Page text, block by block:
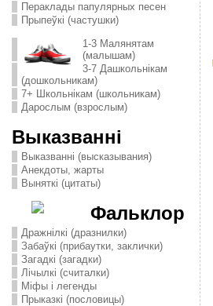
Пераклады папулярных песен
Прыпеўкі (частушки)
1-3 Малянятам
(малышам)
3-7 Дашкольнікам
(дошкольникам)
7+ Школьнікам (школьникам)
Дарослым (взрослым)
Выказванні
Выказванні (высказывания)
Анекдоты, жарты
Выняткі (цитаты)
Фальклор
Дражнілкі (дразнилки)
Забаўкі (прибаутки, заклички)
Загадкі (загадки)
Лічылкі (считалки)
Міфы і легенды
Прыказкі (пословицы)